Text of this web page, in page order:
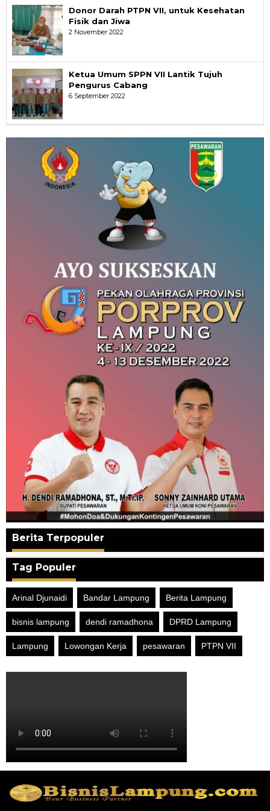
Donor Darah PTPN VII, untuk Kesehatan
Fisik dan Jiwa
2 November 2022
Ketua Umum SPPN VII Lantik Tujuh
Pengurus Cabang
6 September 2022
Berita Terpopuler
Tag Populer
Arinal Djunaidi Bandar Lampung Berita Lampung
bisnis lampung dendi ramadhona DPRD Lampung
Lampung Lowongan Kerja pesawaran PTPN VII